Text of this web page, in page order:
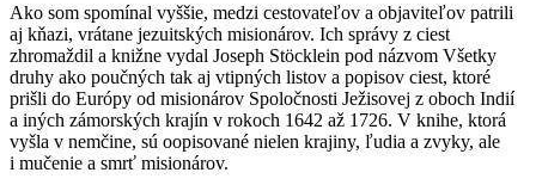
Ako som spomínal vyššie, medzi cestovateľov a objaviteľov patrili
aj kňazi, vrátane jezuitských misionárov. Ich správy z ciest
zhromaždil a knižne vydal Joseph Stöcklein pod názvom Všetky
druhy ako poučných tak aj vtipných listov a popisov ciest, ktoré
prišli do Európy od misionárov Spoločnosti Ježisovej z oboch Indií
a iných zámorských krajín v rokoch 1642 až 1726. V knihe, ktorá
vyšla v nemčine, sú oopisované nielen krajiny, ľudia a zvyky, ale
i mučenie a smrť misionárov.